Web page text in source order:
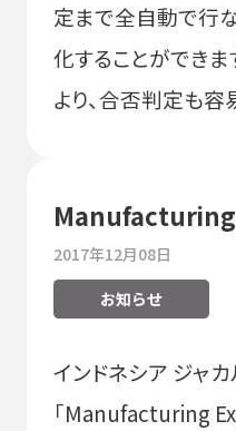
定まで全自動で行
化することができま
より、合否判定も
Manufacturing
2017年12月08日
お知らせ
インドネシア ジャ
「Manufacturing